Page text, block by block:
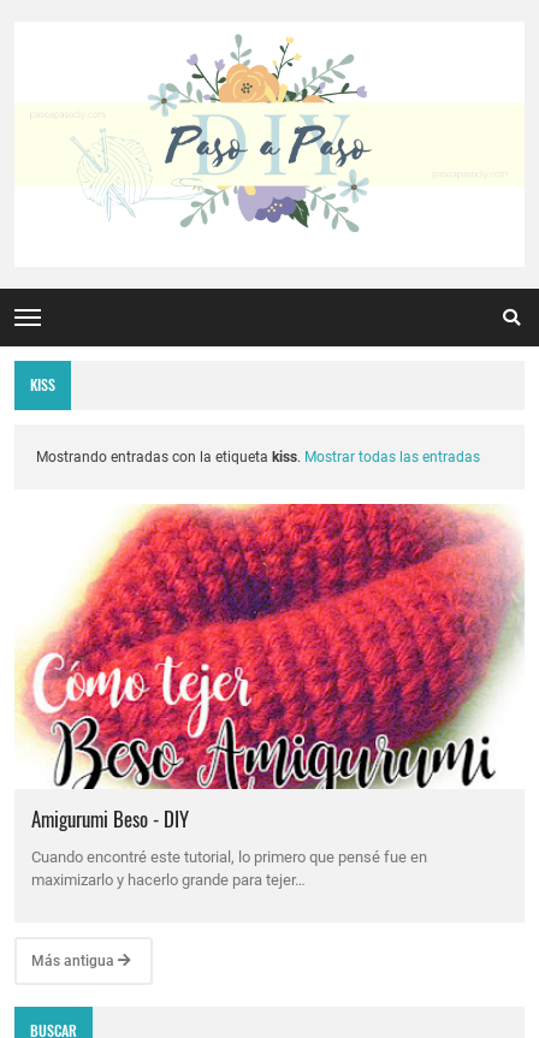
KISS
Mostrando entradas con la etiqueta kiss. Mostrar todas las entradas
Amigurumi Beso - DIY
Cuando encontré este tutorial, lo primero que pensé fue en
maximizarlo y hacerlo grande para tejer…
Más antigua
BUSCAR